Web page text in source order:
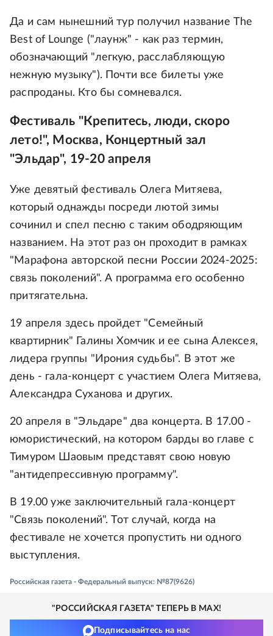
Да и сам нынешний тур получил название The
Best of Lounge ("лаунж" - как раз термин,
обозначающий "легкую, расслабляющую
нежную музыку"). Почти все билеты уже
распроданы. Кто бы сомневался.
Фестиваль "Крепитесь, люди, скоро
лето!", Москва, Концертный зал
"Эльдар", 19-20 апреля
Уже девятый фестиваль Олега Митяева,
который однажды посреди лютой зимы
сочинил и спел песню с таким ободряющим
названием. На этот раз он проходит в рамках
"Марафона авторской песни России 2024-2025:
связь поколений". А программа его особенно
притягательна.
19 апреля здесь пройдет "Семейный
квартирник" Галины Хомчик и ее сына Алексея,
лидера группы "Ирония судьбы". В этот же
день - гала-концерт с участием Олега Митяева,
Александра Суханова и других.
20 апреля в "Эльдаре" два концерта. В 17.00 -
юмористический, на котором барды во главе с
Тимуром Шаовым представят свою новую
"антидепрессивную программу".
В 19.00 уже заключительный гала-концерт
"Связь поколений". Тот случай, когда на
фестивале не хочется пропустить ни одного
выступления.
Российская газета - Федеральный выпуск: №87(9626)
"РОССИЙСКАЯ ГАЗЕТА" ТЕПЕРЬ В MAX!
Подписывайтесь на нас